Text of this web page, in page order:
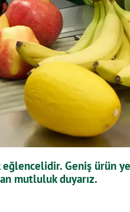
eğlencelidir. Geniş ürün
mutluluk duyarız.